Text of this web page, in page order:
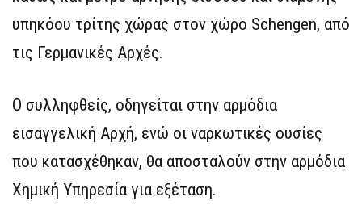
υπηκόου τρίτης χώρας στον χώρο Schengen, από
τις Γερμανικές Αρχές.
Ο συλληφθείς, οδηγείται στην αρμόδια
εισαγγελική Αρχή, ενώ οι ναρκωτικές ουσίες
που κατασχέθηκαν, θα αποσταλούν στην αρμόδια
Χημική Υπηρεσία για εξέταση.